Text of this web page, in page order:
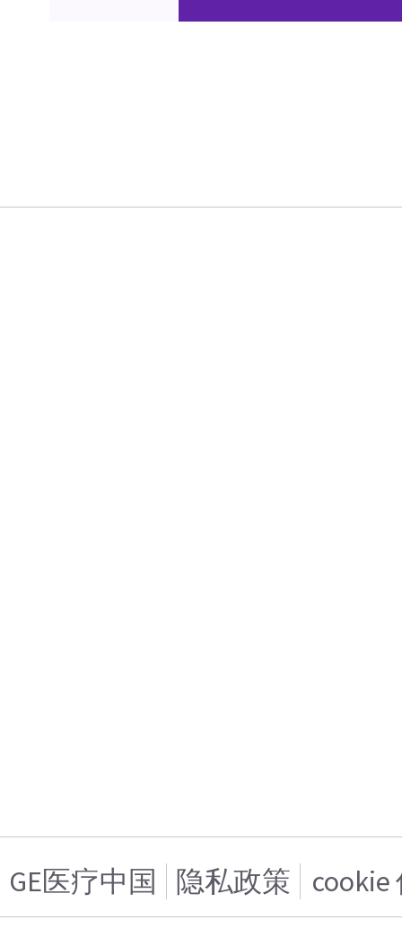
GE医疗中国 隐私政策 cookie